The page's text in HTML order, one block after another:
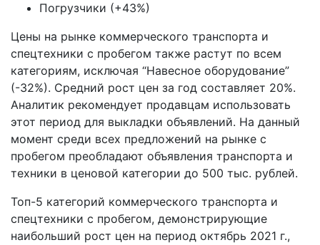
Погрузчики (+43%)
Цены на рынке коммерческого транспорта и
спецтехники с пробегом также растут по всем
категориям, исключая “Навесное оборудование”
(-32%). Средний рост цен за год составляет 20%.
Аналитик рекомендует продавцам использовать
этот период для выкладки объявлений. На данный
момент среди всех предложений на рынке с
пробегом преобладают объявления транспорта и
техники в ценовой категории до 500 тыс. рублей.
Топ-5 категорий коммерческого транспорта и
спецтехники с пробегом, демонстрирующие
наибольший рост цен на период октябрь 2021 г.,